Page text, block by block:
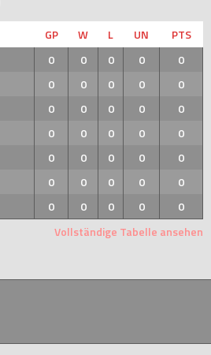
GP W L UN
PTS
0 0 0 0
0
0 0 0 0
0
0 0 0 0
0
0 0 0 0
0
0 0 0 0
0
0 0 0 0
0
0 0 0 0
0
Vollständige Tabelle ansehen